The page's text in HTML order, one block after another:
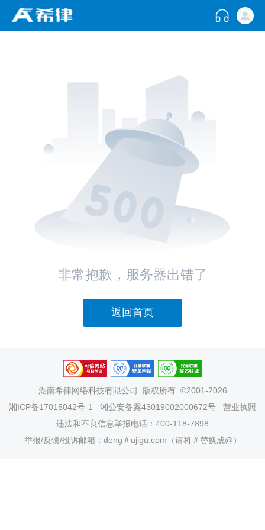
非常抱歉，服务器出错了
返回首页
湖南希律网络科技有限公司
版权所有 ©2001-2026
湘ICP备17015042号-1
湘公安备案43019002000672号
营业执照
违法和不良信息举报电话：400-118-7898
举报/反馈/投诉邮箱：deng＃ujigu.com（请将＃替换成@）